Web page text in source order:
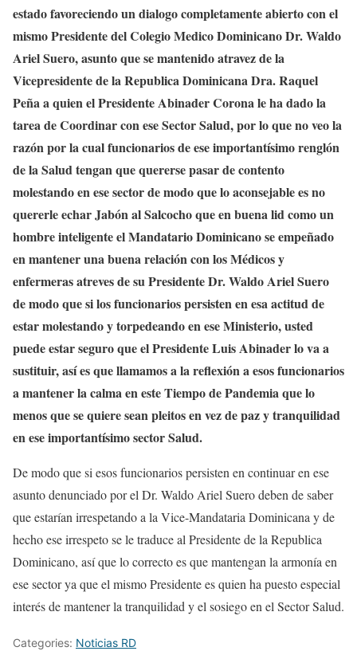
estado favoreciendo un dialogo completamente abierto con el
mismo Presidente del Colegio Medico Dominicano Dr. Waldo
Ariel Suero, asunto que se mantenido atravez de la
Vicepresidente de la Republica Dominicana Dra. Raquel
Peña a quien el Presidente Abinader Corona le ha dado la
tarea de Coordinar con ese Sector Salud, por lo que no veo la
razón por la cual funcionarios de ese importantísimo renglón
de la Salud tengan que quererse pasar de contento
molestando en ese sector de modo que lo aconsejable es no
quererle echar Jabón al Salcocho que en buena lid como un
hombre inteligente el Mandatario Dominicano se empeñado
en mantener una buena relacióncon los Médicos y
enfermeras atreves de su Presidente Dr. Waldo Ariel Suero
de modo que si los funcionarios persisten en esa actitud de
estar molestando y torpedeando en ese Ministerio, usted
puede estar seguro que el Presidente Luis Abinader lo va a
sustituir, así es que llamamos a la reflexión a esos funcionarios
a mantener la calma en este Tiempo de Pandemia que lo
menos que se quiere sean pleitos en vez de paz y tranquilidad
en ese importantísimo sector Salud.
De modo que si esos funcionarios persisten en continuar en ese
asunto denunciado por el Dr. Waldo Ariel Suero deben de saber
que estarían irrespetando a la Vice-Mandataria Dominicana y de
hecho ese irrespeto se le traduce al Presidente de la Republica
Dominicano, así que lo correcto es que mantengan la armonía en
ese sector ya que el mismo Presidente es quien ha puesto especial
interés de mantener la tranquilidad y el sosiego en el Sector Salud.
Categories: Noticias RD